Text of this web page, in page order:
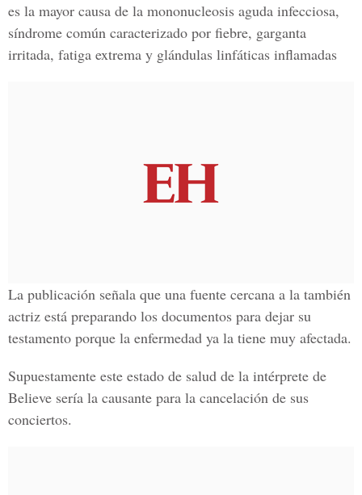
es la mayor causa de la mononucleosis aguda infecciosa,
síndrome común caracterizado por fiebre, garganta
irritada, fatiga extrema y glándulas linfáticas inflamadas
La publicación señala que una fuente cercana a la también
actriz está preparando los documentos para dejar su
testamento porque la enfermedad ya la tiene muy afectada.
Supuestamente este estado de salud de la intérprete de
Believe sería la causante para la cancelación de sus
conciertos.